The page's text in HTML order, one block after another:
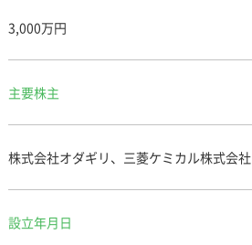
3,000万円
主要株主
株式会社オダギリ、三菱ケミカル株式会社
設立年月日